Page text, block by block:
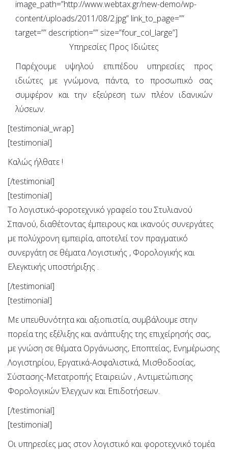
image_path=”http://www.webtax.gr/new-demo/wp-
content/uploads/2011/08/2.jpg” link_to_page=””
target=”” description=”” size=”four_col_large”]
Υπηρεσίες Προς Ιδιώτες
Παρέχουμε υψηλού επιπέδου υπηρεσίες προς
ιδιώτες με γνώμονα, πάντα, το προσωπικό σας
συμφέρον και την εξεύρεση των πλέον ιδανικών
λύσεων.
[testimonial_wrap]
[testimonial]
Καλώς ήλθατε !
[/testimonial]
[testimonial]
Το λογιστικό-φοροτεχνικό γραφείο του Στυλιανού
Σπανού, διαθέτοντας έμπειρους και ικανούς συνεργάτες
με πολύχρονη εμπειρία, αποτελεί τον πραγματικό
συνεργάτη σε θέματα Λογιστικής , Φορολογικής και
Ελεγκτικής υποστήριξης .
[/testimonial]
[testimonial]
Με υπευθυνότητα και αξιοπιστία, συμβάλουμε στην
πορεία της εξέλιξης και ανάπτυξης της επιχείρησής σας,
με γνώση σε θέματα Οργάνωσης, Εποπτείας, Ενημέρωσης
Λογιστηρίου, Εργατικά-Ασφαλιστικά, Μισθοδοσίας,
Σύστασης-Μετατροπής Εταιρειών , Αντιμετώπισης
Φορολογικών Έλεγχων και Επιδοτήσεων.
[/testimonial]
[testimonial]
Οι υπηρεσίες μας στον λογιστικό και φοροτεχνικό τομέα